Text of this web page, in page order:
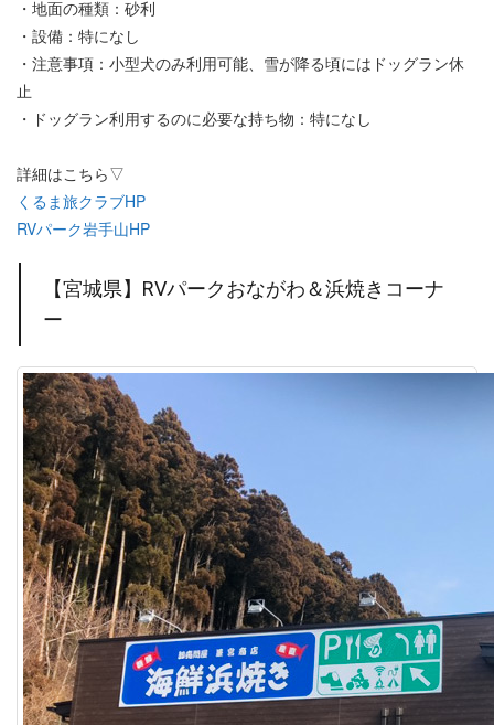
・地面の種類：砂利
・設備：特になし
・注意事項：小型犬のみ利用可能、雪が降る頃にはドッグラン休
止
・ドッグラン利用するのに必要な持ち物：特になし
詳細はこちら▽
くるま旅クラブHP
RVパーク岩手山HP
【宮城県】RVパークおながわ＆浜焼きコーナ
ー